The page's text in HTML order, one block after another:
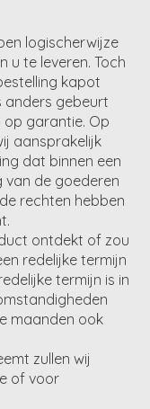
logischerwijze
u te leveren. Toch
kapot
gebeurt
garantie. Op
aansprakelijk
dat binnen een
van de goederen
rechten hebben
ontdekt of zou
redelijke termijn
termijn is in
maanden ook
zullen wij
of voor